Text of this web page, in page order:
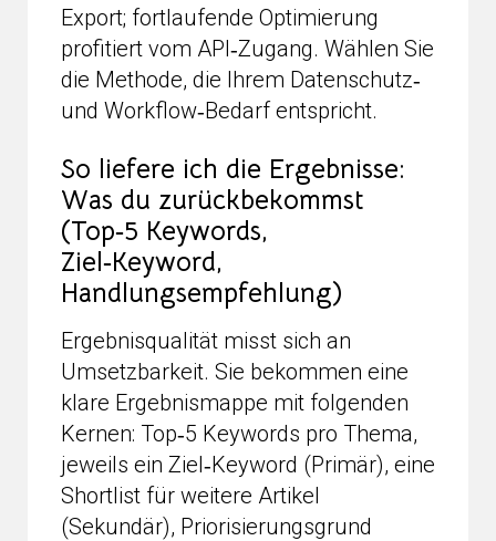
Export; fortlaufende Optimierung
profitiert vom API‑Zugang. Wählen Sie
die Methode, die Ihrem Datenschutz‑
und Workflow‑Bedarf entspricht.
So liefere ich die Ergebnisse:
Was du zurückbekommst
(Top‑5 Keywords,
Ziel‑Keyword,
Handlungsempfehlung)
Ergebnisqualität misst sich an
Umsetzbarkeit. Sie bekommen eine
klare Ergebnismappe mit folgenden
Kernen: Top‑5 Keywords pro Thema,
jeweils ein Ziel‑Keyword (Primär), eine
Shortlist für weitere Artikel
(Sekundär), Priorisierungsgrund